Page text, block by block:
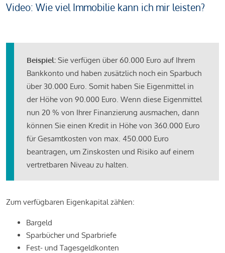
Video: Wie viel Immobilie kann ich mir leisten?
Beispiel: Sie verfügen über 60.000 Euro auf Ihrem
Bankkonto und haben zusätzlich noch ein Sparbuch
über 30.000 Euro. Somit haben Sie Eigenmittel in
der Höhe von 90.000 Euro. Wenn diese Eigenmittel
nun 20 % von Ihrer Finanzierung ausmachen, dann
können Sie einen Kredit in Höhe von 360.000 Euro
für Gesamtkosten von max. 450.000 Euro
beantragen, um Zinskosten und Risiko auf einem
vertretbaren Niveau zu halten.
Zum verfügbaren Eigenkapital zählen:
Bargeld
Sparbücher und Sparbriefe
Fest- und Tagesgeldkonten